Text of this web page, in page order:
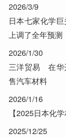
2026/3/9
日本七家化学
上调了全年预测
2026/1/30
三洋贸易 在华
售汽车材料
2026/1/16
【2025日本化
2025/12/25